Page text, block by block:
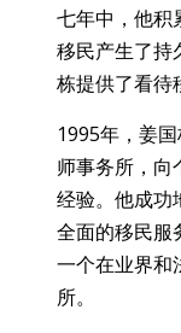
七年中，他积
移民产生了持
栋提供了看待
1995年，姜
师事务所，向
经验。他成功
全面的移民
一个在业界和
所。